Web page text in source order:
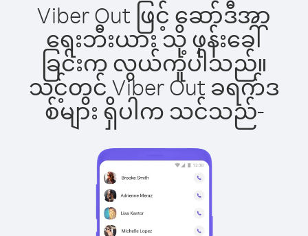
Viber Out ဖြင့် ဆော်ဒီအာ
ရေးဘီးယား သို့ ဖုန်းခေါ်
ခြင်းက လွယ်ကူပါသည်။
သင့်တွင် Viber Out ခရက်ဒ
စ်များ ရှိပါက သင်သည်-